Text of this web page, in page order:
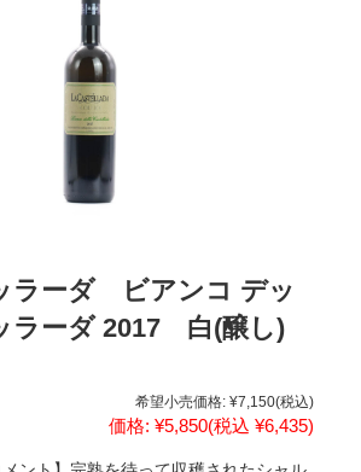
ラーダ ビアンコ デッ
ラーダ 2017 白(醸し)
希望小売価格: ¥7,150(税込)
価格: ¥5,850(税込 ¥6,435)